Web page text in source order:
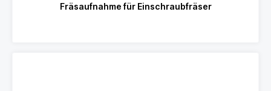
Fräsaufnahme für Einschraubfräser